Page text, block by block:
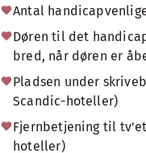
Antal
Døren til det
bred, når døren er
Pladsen under
Scandic-hoteller)
Fjernbetjening til
hoteller)